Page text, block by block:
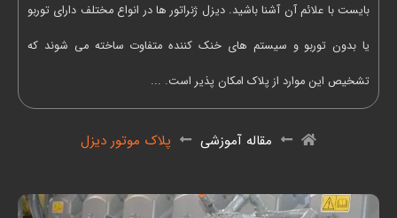
بایست با علائم آن آشنا باشید. دیزل ژنراتور ها در انواع مختلف دارای توربو
یا بدون توربو و سیستم های خنک کننده متفاوت ساخته می شوند که
تشخیص این موارد از پلاک امکان پذیر است. ...
مقاله آموزشی پلاک موتور دیزل